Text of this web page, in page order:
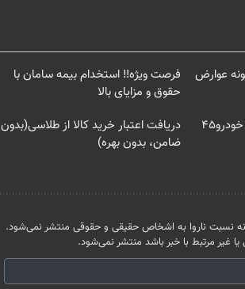
عوارض
فرصت ویژه‼️ استخدام بیمه سامان با
حقوق و مزایای بالا
تارا رو می‌خوای بفروشی؟ با خودرو۴۵
دریافت اعتبار خرید کالا از طلاسی(بدون
ضامن، بدون بهره)
نسبت ناروا به اشخاص حقیقی و حقوقی منتشر نمی‌شود.
یا غیر مرتبط با خبر باشد منتشر نمی‌شود.